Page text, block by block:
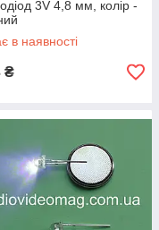
3V 4,8 мм, колір -
в наявності
₴